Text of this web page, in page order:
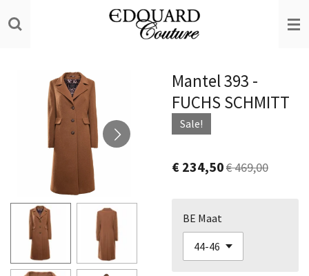
direct
hoofdinhoud
Mantel 393 -
FUCHS SCHMITT
Sale!
€ 234,50€ 469,00
BE Maat